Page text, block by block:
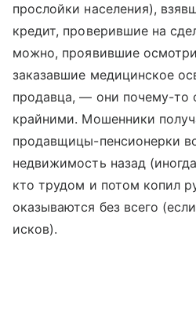
прослойки населения),
кредит, проверившие на
можно, проявившие
заказавшие медицинское
продавца, — они почему-то
крайними. Мошенники
продавщицы-пенсионерки
недвижимость назад
кто трудом и потом копил
оказываются без всего
исков).